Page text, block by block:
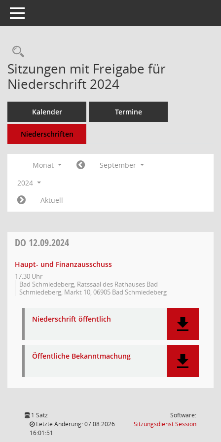
Toggle navigation
Rechercheauswahl
Sitzungen mit Freigabe für
Niederschrift 2024
Kalender Termine
Niederschriften
Monat
September
2024
Aktuell
DO 12.09.2024
Haupt- und Finanzausschuss
17:30 Uhr
Bad Schmiedeberg, Ratssaal des Rathauses Bad
Schmiedeberg, Markt 10, 06905 Bad Schmiedeberg
Niederschrift öffentlich
Öffentliche Bekanntmachung
1 Satz
Letzte Änderung: 07.08.2026
16:01:51
Software:
SitzungsdienstSession(Wird in